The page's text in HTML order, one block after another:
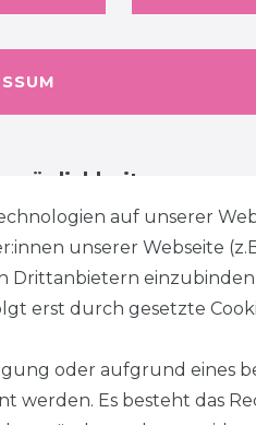
auf unserer
unserer Webseite
Drittanbietern
erst durch gesetzte
oder aufgrund eines
werden. Es besteht das